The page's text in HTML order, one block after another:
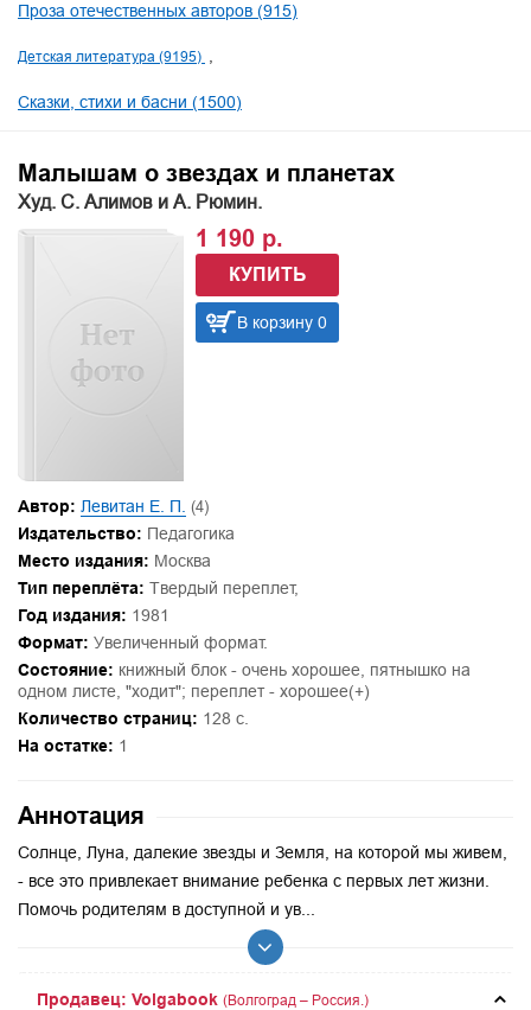
Проза отечественных авторов (915)
Детская литература (9195)
Сказки, стихи и басни (1500)
Малышам о звездах и планетах
Худ. С. Алимов и А. Рюмин.
1 190 р.
КУПИТЬ
В корзину 0
Автор: Левитан Е. П. (4)
Издательство: Педагогика
Место издания: Москва
Тип переплёта: Твердый переплет,
Год издания: 1981
Формат: Увеличенный формат.
Состояние: книжный блок - очень хорошее, пятнышко на
одном листе, "ходит"; переплет - хорошее(+)
Количество страниц: 128 с.
На остатке: 1
Аннотация
Солнце, Луна, далекие звезды и Земля, на которой мы живем,
- все это привлекает внимание ребенка с первых лет жизни.
Помочь родителям в доступной и ув...
Продавец: Volgabook (Волгоград – Россия.)